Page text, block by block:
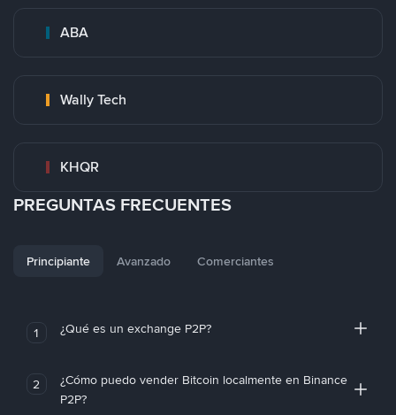
ABA
Wally Tech
KHQR
PREGUNTAS FRECUENTES
Principiante Avanzado Comerciantes
1 ¿Qué es un exchange P2P?
2
¿Cómo puedo vender Bitcoin localmente en Binance
P2P?